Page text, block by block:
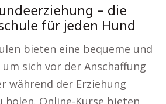
– die
für jeden Hund
bieten eine bequeme und
sich vor der Anschaffung
während der Erziehung
Online-Kurse bieten